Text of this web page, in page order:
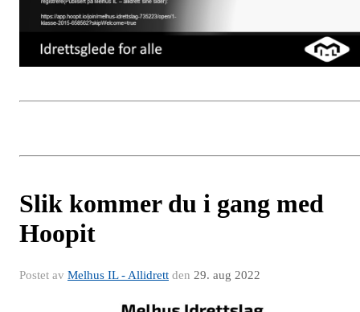
Slik kommer du i gang med
Hoopit
Postet av Melhus IL - Allidrett den 29. aug 2022